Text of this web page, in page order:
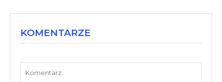
KOMENTARZE